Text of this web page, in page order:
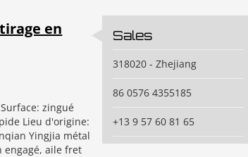
en
zingué
Lieu d'origine:
Yingjia métal
engagé, aile fret
Sales
318020 - Zhejiang
86 0576 4355185
+13 9 57 60 81 65